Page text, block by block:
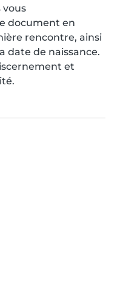
vous
document en
rencontre, ainsi
date de naissance.
et